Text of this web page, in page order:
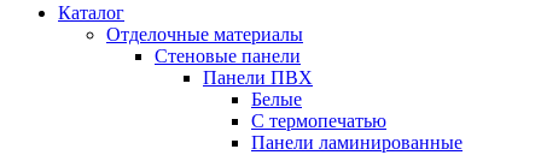
Каталог
Отделочные материалы
Стеновые панели
Панели ПВХ
Белые
С термопечатью
Панели ламинированные